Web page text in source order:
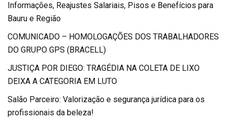
Informações, Reajustes Salariais, Pisos e Benefícios para
Bauru e Região
COMUNICADO – HOMOLOGAÇÕES DOS TRABALHADORES
DO GRUPO GPS (BRACELL)
JUSTIÇA POR DIEGO: TRAGÉDIA NA COLETA DE LIXO
DEIXA A CATEGORIA EM LUTO
Salão Parceiro: Valorização e segurança jurídica para os
profissionais da beleza!